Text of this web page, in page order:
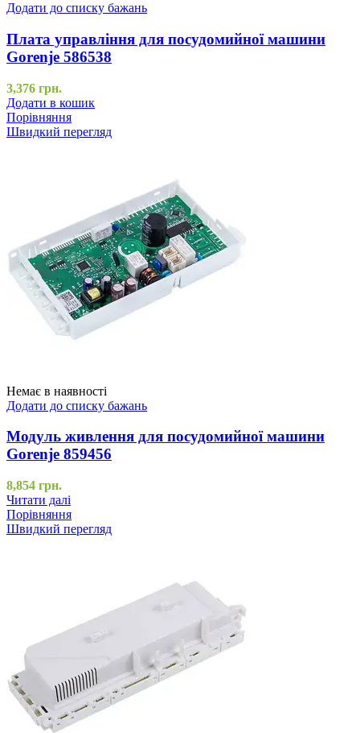
Додати до списку бажань
Плата управління для посудомийної машини
Gorenje 586538
3,376 грн.
Додати в кошик
Порівняння
Швидкий перегляд
Немає в наявності
Додати до списку бажань
Модуль живлення для посудомийної машини
Gorenje 859456
8,854 грн.
Читати далі
Порівняння
Швидкий перегляд